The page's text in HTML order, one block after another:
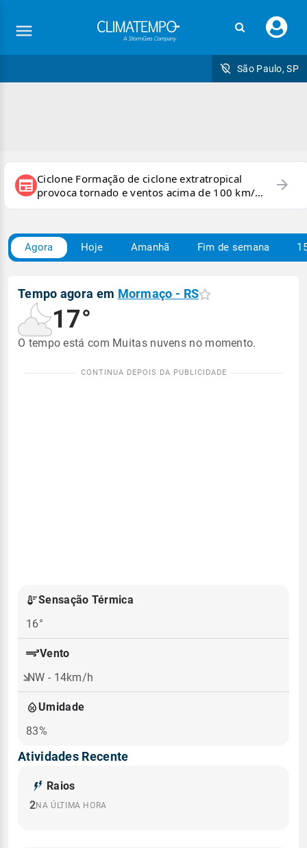
seu
São Paulo, SP
newspaper Ciclone Formação de ciclone extratropical
provoca tornado e ventos acima de 100 km/h
no RS
arrow_forward
Agora Hoje Amanhã Fim de semana
Tempo agora em Mormaço - RS
17°
O tempo está com Muitas nuvens no momento.
Sensação Térmica
16°
Vento
NW - 14km/h
Umidade
83%
Atividades Recente
Raios
2NA ÚLTIMA HORA